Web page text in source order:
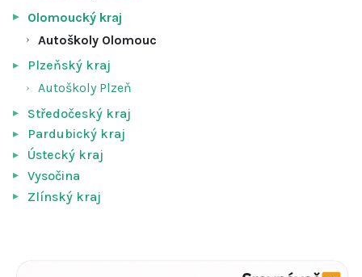
Olomoucký kraj
Autoškoly Olomouc
Plzeňský kraj
Autoškoly Plzeň
Středočeský kraj
Pardubický kraj
Ústecký kraj
Vysočina
Zlínský kraj